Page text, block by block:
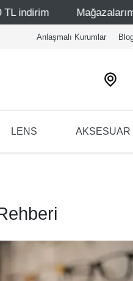
Mağazalarımız – Bağdat
Anlaşmalı Kurumlar
LENS AKSESUAR